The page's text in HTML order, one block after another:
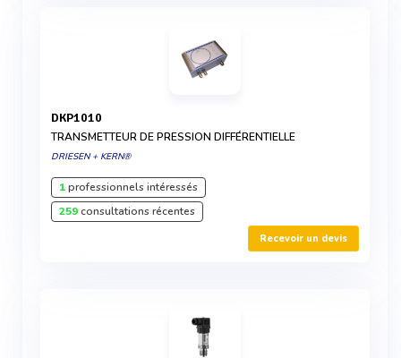
DKP1010
TRANSMETTEUR DE PRESSION DIFFÉRENTIELLE
DRIESEN + KERN®
1professionnels intéressés
259consultations récentes
Recevoir un devis